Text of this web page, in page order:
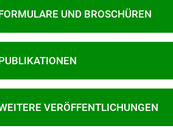
UND BROSCHÜREN
VERÖFFENTLICHUNGEN